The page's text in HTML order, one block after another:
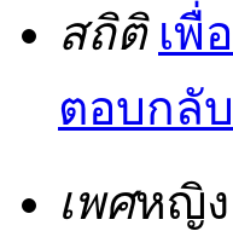
สถิติ เพื่
ตอบกลั
เพศหญิง